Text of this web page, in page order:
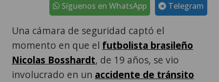
Telegram
Síguenos en WhatsApp
Una cámara de seguridad captó el
momento en que el futbolista brasileño
Nicolas Bosshardt, de 19 años, se vio
involucrado en un accidente de tránsito